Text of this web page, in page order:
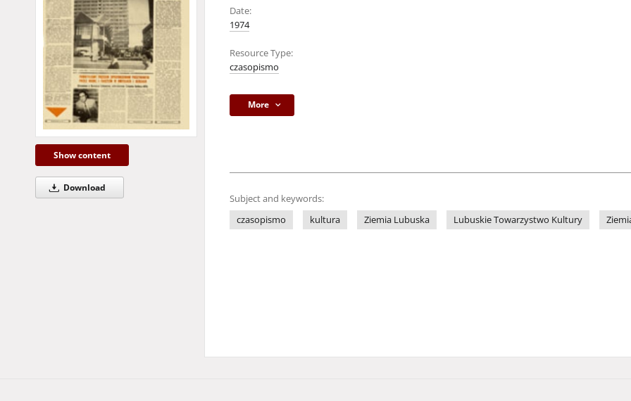
Show content
Download
Date:
1974
Resource Type:
czasopismo
More
Subject and keywords:
czasopismo
kultura Ziemia Lubuska Lubuskie Towarzystwo Kultury